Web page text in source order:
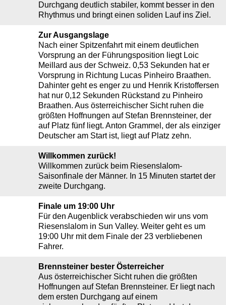
Durchgang deutlich stabiler, kommt besser in den
Rhythmus und bringt einen soliden Lauf ins Ziel.
Zur Ausgangslage
Nach einer Spitzenfahrt mit einem deutlichen
Vorsprung an der Führungsposition liegt Loic
Meillard aus der Schweiz. 0,53 Sekunden hat er
Vorsprung in Richtung Lucas Pinheiro Braathen.
Dahinter geht es enger zu und Henrik Kristoffersen
hat nur 0,12 Sekunden Rückstand zu Pinheiro
Braathen. Aus österreichischer Sicht ruhen die
größten Hoffnungen auf Stefan Brennsteiner, der
auf Platz fünf liegt. Anton Grammel, der als einziger
Deutscher am Start ist, liegt auf Platz zehn.
Willkommen zurück!
Willkommen zurück beim Riesenslalom-
Saisonfinale der Männer. In 15 Minuten startet der
zweite Durchgang.
Finale um 19:00 Uhr
Für den Augenblick verabschieden wir uns vom
Riesenslalom in Sun Valley. Weiter geht es um
19:00 Uhr mit dem Finale der 23 verbliebenen
Fahrer.
Brennsteiner bester Österreicher
Aus österreichischer Sicht ruhen die größten
Hoffnungen auf Stefan Brennsteiner. Er liegt nach
dem ersten Durchgang auf einem